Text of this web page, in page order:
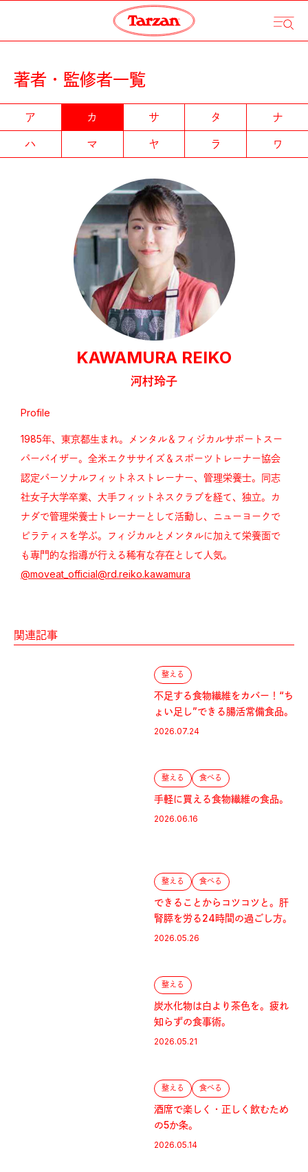
著者・監修者一覧
ア カ サ タ
ナ
ハ
マ ヤ ラ ワ
KAWAMURA REIKO
河村玲子
Profile
1985年、東京都生まれ。メンタル＆フィジカルサポートスー
パーバイザー。全米エクササイズ＆スポーツトレーナー協会
認定パーソナルフィットネストレーナー、管理栄養士。同志
社女子大学卒業、大手フィットネスクラブを経て、独立。カ
ナダで管理栄養士トレーナーとして活動し、ニューヨークで
ピラティスを学ぶ。フィジカルとメンタルに加えて栄養面で
も専門的な指導が行える稀有な存在として人気。
@moveat_official@rd.reiko.kawamura
関連記事
整える
不足する食物繊維をカバー！“ち
ょい足し”できる腸活常備食品。
2026.07.24
整える 食べる
手軽に買える食物繊維の食品。
2026.06.16
整える 食べる
できることからコツコツと。肝
腎膵を労る24時間の過ごし方。
2026.05.26
整える
炭水化物は白より茶色を。疲れ
知らずの食事術。
2026.05.21
整える 食べる
酒席で楽しく・正しく飲むため
の5か条。
2026.05.14